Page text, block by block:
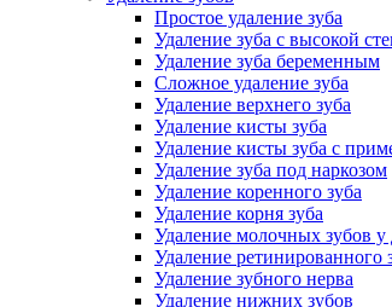
Простое удаление зуба
Удаление зуба с высокой
Удаление зуба беременным
Сложное удаление зуба
Удаление верхнего зуба
Удаление кисты зуба
Удаление кисты зуба с
Удаление зуба под наркозом
Удаление коренного зуба
Удаление корня зуба
Удаление молочных зубов у
Удаление ретинированного
Удаление зубного нерва
Удаление нижних зубов